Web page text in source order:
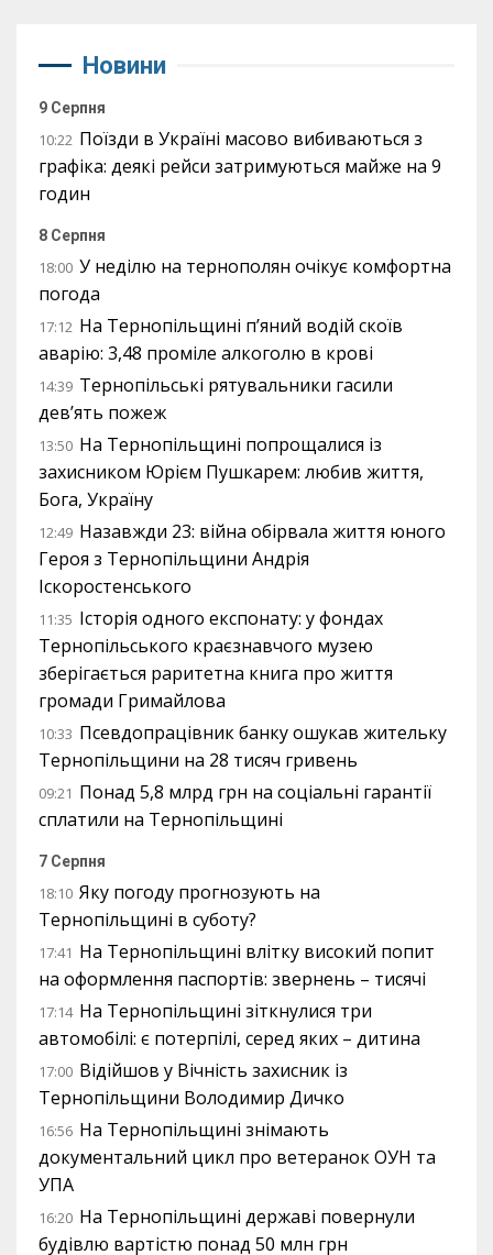
Новини
9 Серпня
10:22 Поїзди в Україні масово вибиваються з
графіка: деякі рейси затримуються майже на 9
годин
8 Серпня
18:00 У неділю на тернополян очікує комфортна
погода
17:12 На Тернопільщині п’яний водій скоїв
аварію: 3,48 проміле алкоголю в крові
14:39 Тернопільські рятувальники гасили
дев’ять пожеж
13:50 На Тернопільщині попрощалися із
захисником Юрієм Пушкарем: любив життя,
Бога, Україну
12:49 Назавжди 23: війна обірвала життя юного
Героя з Тернопільщини Андрія
Іскоростенського
11:35 Історія одного експонату: у фондах
Тернопільського краєзнавчого музею
зберігається раритетна книга про життя
громади Гримайлова
10:33 Псевдопрацівник банку ошукав жительку
Тернопільщини на 28 тисяч гривень
09:21 Понад 5,8 млрд грн на соціальні гарантії
сплатили на Тернопільщині
7 Серпня
18:10 Яку погоду прогнозують на
Тернопільщині в суботу?
17:41 На Тернопільщині влітку високий попит
на оформлення паспортів: звернень – тисячі
17:14 На Тернопільщині зіткнулися три
автомобілі: є потерпілі, серед яких – дитина
17:00 Відійшов у Вічність захисник із
Тернопільщини Володимир Дичко
16:56 На Тернопільщині знімають
документальний цикл про ветеранок ОУН та
УПА
16:20 На Тернопільщині державі повернули
будівлю вартістю понад 50 млн грн